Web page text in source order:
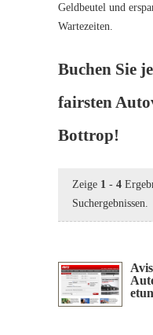
Geldbeutel und
Wartezeiten.
Buchen Sie
fairsten
Bottrop!
Zeige 1 - 4
Suchergebnissen.